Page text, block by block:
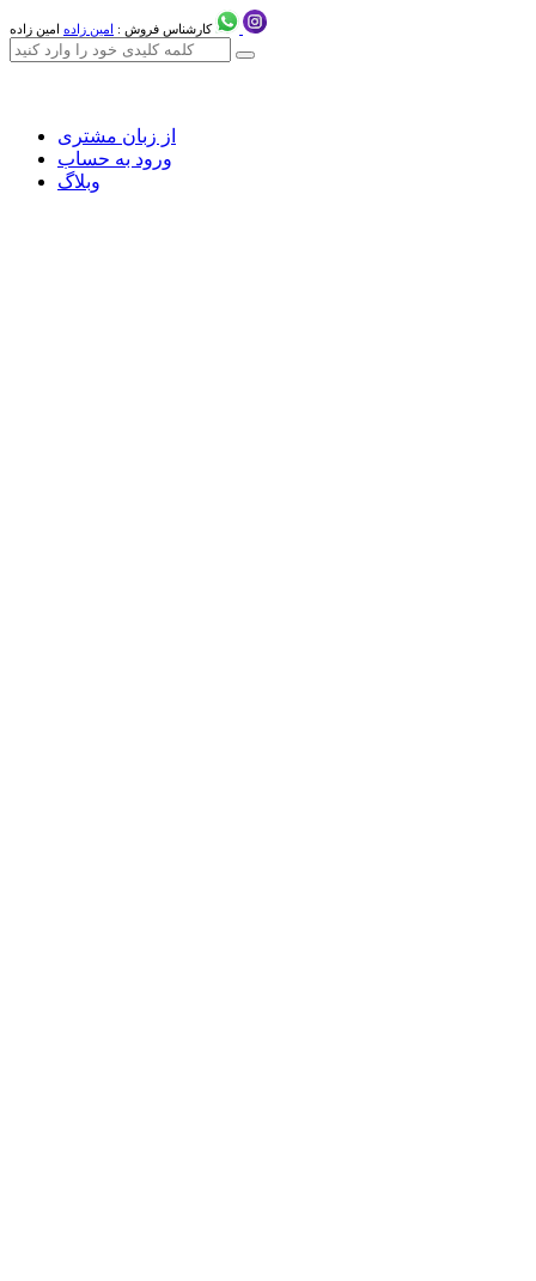
کارشناس فروش : امین زاده امین زاده
از زبان مشتری
ورود به حساب
وبلاگ